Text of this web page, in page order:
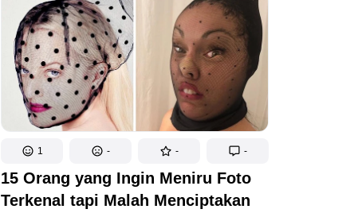
1 - - -
15 Orang yang Ingin Meniru Foto
Terkenal tapi Malah Menciptakan